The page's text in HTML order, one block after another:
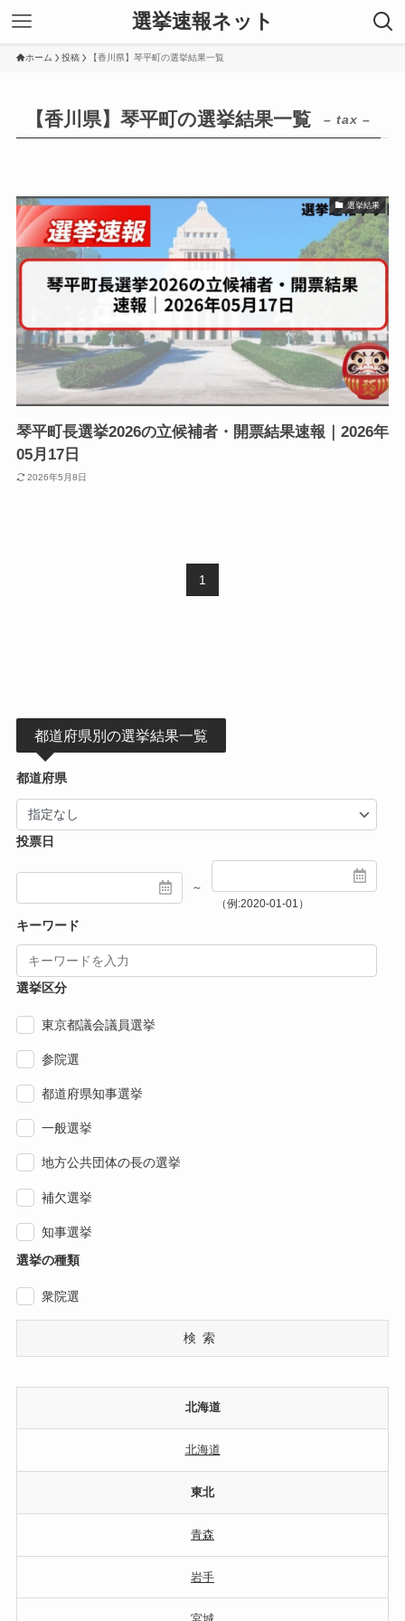
選挙速報ネット
ホーム 投稿 【香川県】琴平町の選挙結果一覧
【香川県】琴平町の選挙結果一覧 – tax –
選挙結果
琴平町長選挙2026の立候補者・開票結果速報｜2026年
05月17日
2026年5月8日
1
都道府県別の選挙結果一覧
都道府県
投票日
～
（例:2020-01-01）
キーワード
選挙区分
東京都議会議員選挙
参院選
都道府県知事選挙
一般選挙
地方公共団体の長の選挙
補欠選挙
知事選挙
選挙の種類
衆院選
検索
北海道
北海道
東北
青森
岩手